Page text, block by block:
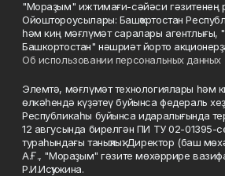
"Мораҙым" ижтимағи-сәйәси гәзитенең
Ойоштороусылары: Башҡортостан
һәм киң мәғлүмәт саралары агентлығы,
Башкортостан" нәшриәт йорто
Об использовании персональных данных
Элемтә, мәғлүмәт технологиялары һәм
өлкәһендә күҙәтеү буйынса федераль
Республикаһы буйынса идаралығында
12 авгусында бирелгән ПИ ТУ 02-01395-
тураһындағы таныҡлыҡ. Директор (баш
А.Ғ., "Мораҙым" гәзите мөхәррире
Р.И.Исҡужина.